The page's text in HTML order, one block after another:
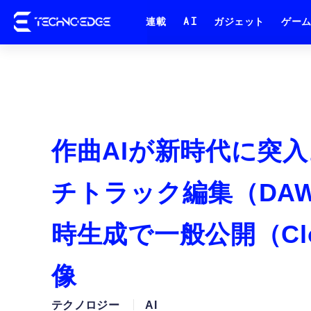
連載 AI ガジェット ゲーム
作曲AIが新時代に突
チトラック編集（
時生成で一般公開（
像
テクノロジー AI